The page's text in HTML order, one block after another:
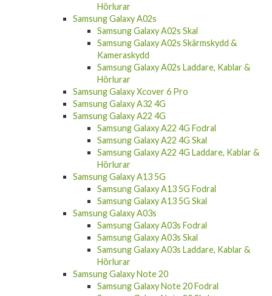
Hörlurar
Samsung Galaxy A02s
Samsung Galaxy A02s Skal
Samsung Galaxy A02s Skärmskydd &
Kameraskydd
Samsung Galaxy A02s Laddare, Kablar &
Hörlurar
Samsung Galaxy Xcover 6 Pro
Samsung Galaxy A32 4G
Samsung Galaxy A22 4G
Samsung Galaxy A22 4G Fodral
Samsung Galaxy A22 4G Skal
Samsung Galaxy A22 4G Laddare, Kablar &
Hörlurar
Samsung Galaxy A13 5G
Samsung Galaxy A13 5G Fodral
Samsung Galaxy A13 5G Skal
Samsung Galaxy A03s
Samsung Galaxy A03s Fodral
Samsung Galaxy A03s Skal
Samsung Galaxy A03s Laddare, Kablar &
Hörlurar
Samsung Galaxy Note 20
Samsung Galaxy Note 20 Fodral